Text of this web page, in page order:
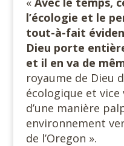
l’écologie et le
tout-à-fait
Dieu porte
et il en va de
royaume de Dieu
écologique et vice
d’une manière
environnement
de l’Oregon ».